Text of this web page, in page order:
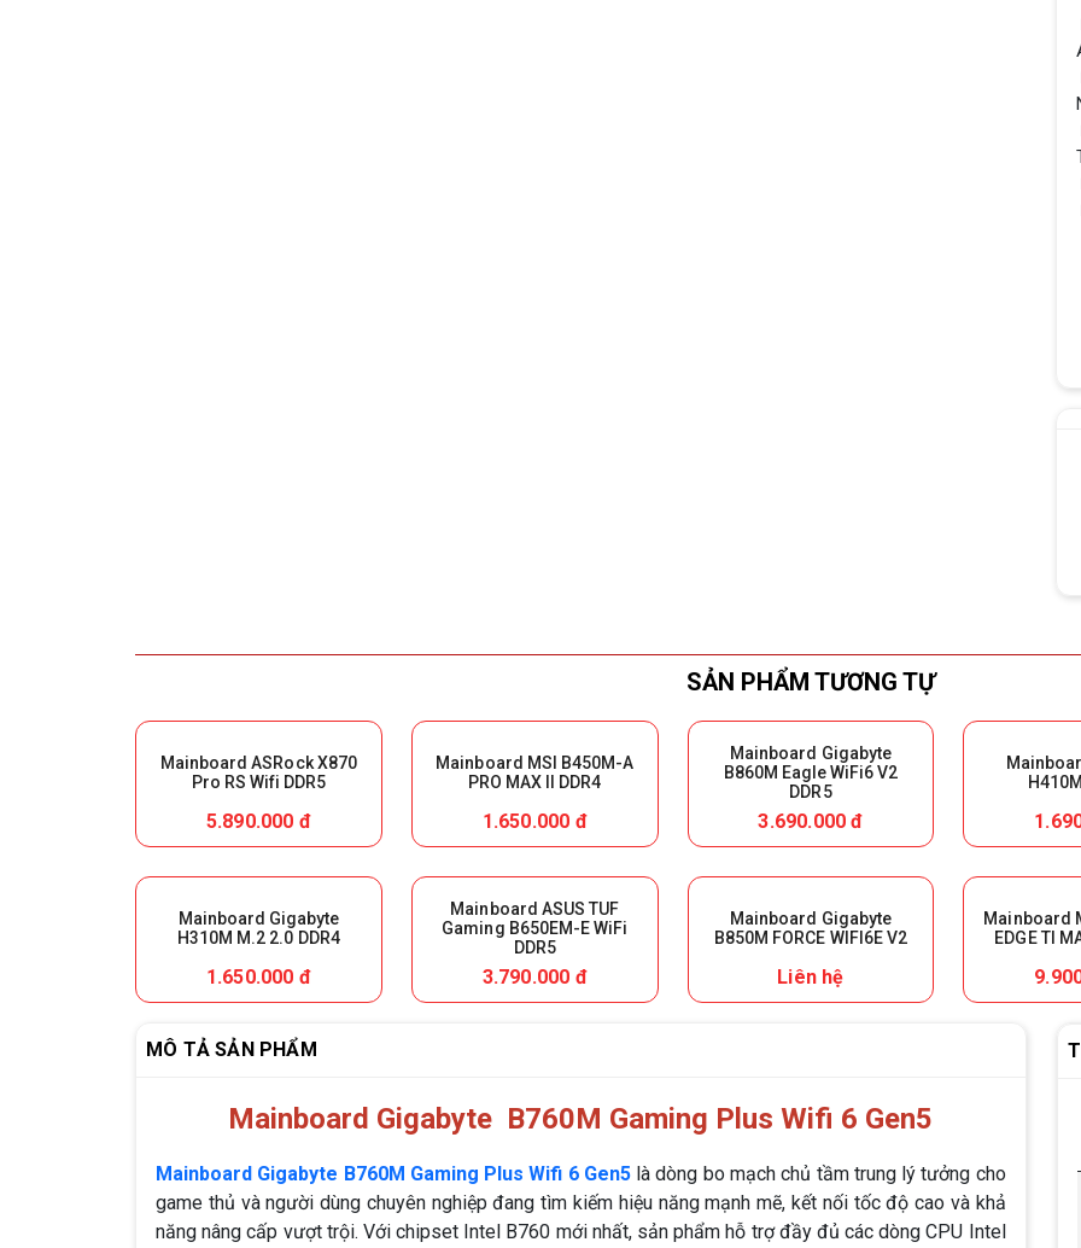
SẢN PHẨM TƯƠNG TỰ
Mainboard ASRock X870
Pro RS Wifi DDR5
5.890.000 đ
Mainboard MSI B450M-A
PRO MAX II DDR4
1.650.000 đ
Mainboard Gigabyte
B860M Eagle WiFi6 V2
DDR5
3.690.000 đ
Mainboard Gigabyte
H310M M.2 2.0 DDR4
1.650.000 đ
Mainboard ASUS TUF
Gaming B650EM-E WiFi
DDR5
3.790.000 đ
Mainboard Gigabyte
B850M FORCE WIFI6E V2
Liên hệ
Mainboard
EDGE TI
MÔ TẢ SẢN PHẨM
Mainboard Gigabyte B760M Gaming Plus Wifi 6 Gen5
Mainboard Gigabyte B760M Gaming Plus Wifi 6 Gen5là dòng bo mạch chủ tầm trung lý tưởng cho
game thủ và người dùng chuyên nghiệp đang tìm kiếm hiệu năng mạnh mẽ, kết nối tốc độ cao và khả
năng nâng cấp vượt trội. Với chipset Intel B760 mới nhất, sản phẩm hỗ trợ đầy đủ các dòng CPU Intel